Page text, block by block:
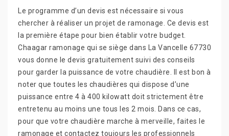
Le programme d’un devis est nécessaire si vous
chercher à réaliser un projet de ramonage. Ce devis est
la première étape pour bien établir votre budget.
Chaagar ramonage qui se siège dans La Vancelle 67730
vous donne le devis gratuitement suivi des conseils
pour garder la puissance de votre chaudière. Il est bon à
noter que toutes les chaudières qui dispose d’une
puissance entre 4 à 400 kilowatt doit strictement être
entretenu au moins une tous les 2 mois. Dans ce cas,
pour que votre chaudière marche à merveille, faites le
ramonage et contactez toujours les professionnels